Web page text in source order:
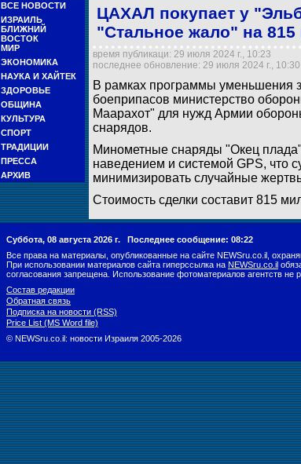
ВСЕ НОВОСТИ
ИЗРАИЛЬ
БЛИЖНИЙ
ВОСТОК
МИР
ЭКОНОМИКА
НАУКА И ХАЙТЕК
ЗДОРОВЬЕ
ОБЩИНА
КУЛЬТУРА
СПОРТ
ТРАДИЦИИ
ПРЕССА
АРХИВ
ЦАХАЛ покупает у
"Стальное жало" на
время публикаци: 29 июля 2024 г., 10:23
последнее обновление: 29 июля 2024 г., 10:30
В рамках программы уменьшения
боеприпасов министерство
Маарахот" для нужд Армии
снарядов.
Минометные снаряды "Окец
наведением и системой GPS, что
минимизировать случайные
Стоимость сделки составит 815
Суббота, 08 августа 2026 г. Последнее сообщение: 08:22
Все права на материалы, опубликованные на сайте NEWSru.co.il,
При использовании материалов сайта гиперссылка на NEWSru.co.il
согласования запрещена. Использование фотоматериалов агентств не
Состав редакции
Обратная связь
Подписка на новости (RSS)
Price List (MS Word file)
© NEWSru.co.il: новости Израиля 2005-2026